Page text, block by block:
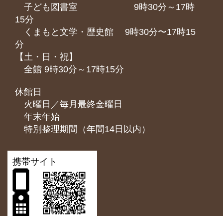
子ども図書室 9時30分～17時
15分
くまもと⽂学・歴史館 9時30分〜17時15
分
【土・日・祝】
全館 9時30分～17時15分
休館日
火曜日／毎月最終金曜日
年末年始
特別整理期間（年間14日以内）
携帯サイト